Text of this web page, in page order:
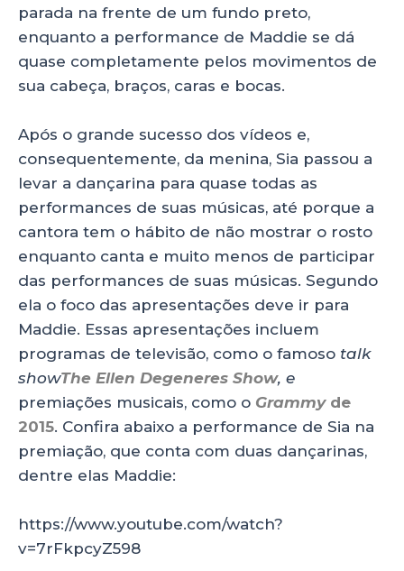
parada na frente de um fundo preto,
enquanto a performance de Maddie se dá
quase completamente pelos movimentos de
sua cabeça, braços, caras e bocas.
Após o grande sucesso dos vídeos e,
consequentemente, da menina, Sia passou a
levar a dançarina para quase todas as
performances de suas músicas, até porque a
cantora tem o hábito de não mostrar o rosto
enquanto canta e muito menos de participar
das performances de suas músicas. Segundo
ela o foco das apresentações deve ir para
Maddie. Essas apresentações incluem
programas de televisão, como o famoso talk
showThe Ellen Degeneres Show, e
premiações musicais, como o Grammy de
2015. Confira abaixo a performance de Sia na
premiação, que conta com duas dançarinas,
dentre elas Maddie:
https://www.youtube.com/watch?
v=7rFkpcyZ598